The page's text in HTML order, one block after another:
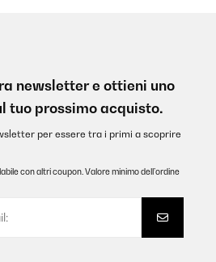
newsletter e ottieni uno
tuo prossimo acquisto.
per essere tra i primi a scoprire
con altri coupon. Valore minimo dell’ordine